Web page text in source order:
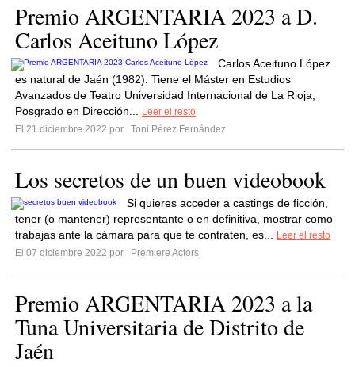
Premio ARGENTARIA 2023 a D.
Carlos Aceituno López
Carlos Aceituno López
es natural de Jaén (1982). Tiene el Máster en Estudios
Avanzados de Teatro Universidad Internacional de La Rioja,
Posgrado en Dirección...
Leer el resto
El 21 diciembre 2022 por
Toni Pérez Fernández
Los secretos de un buen videobook
Si quieres acceder a castings de ficción,
tener (o mantener) representante o en definitiva, mostrar como
trabajas ante la cámara para que te contraten, es...
Leer el resto
El 07 diciembre 2022 por
Premiere Actors
Premio ARGENTARIA 2023 a la
Tuna Universitaria de Distrito de
Jaén